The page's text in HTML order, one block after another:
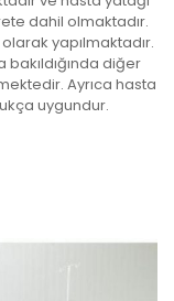
dahil olmaktadır.
yapılmaktadır.
bakıldığında diğer
Ayrıca hasta
uygundur.